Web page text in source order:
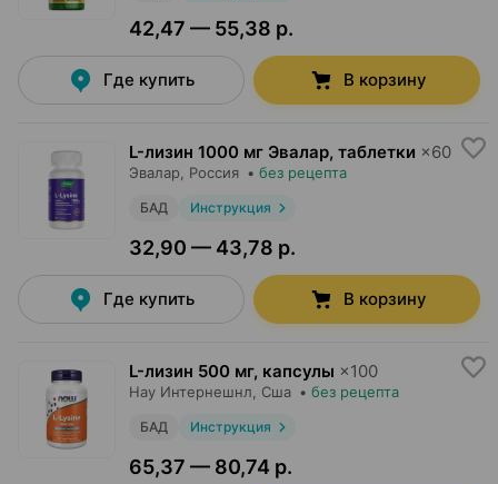
42,47 — 55,38 р.
Где купить В корзину
L-лизин 1000 мг Эвалар, таблетки ×60
Эвалар , Россия • без рецепта
БАД Инструкция
32,90 — 43,78 р.
Где купить В корзину
L-лизин 500 мг, капсулы ×100
Нау Интернешнл , Сша • без рецепта
БАД Инструкция
65,37 — 80,74 р.